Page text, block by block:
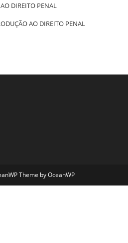
DIREITO PENAL
AO DIREITO PENAL
Theme by OceanWP